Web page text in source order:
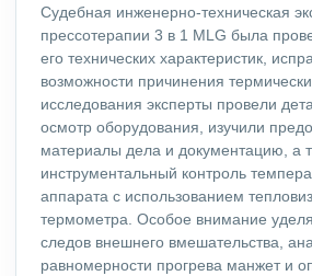
Судебная инженерно-техническая
прессотерапии 3 в 1 MLG была
его технических характеристик,
возможности причинения
исследования эксперты провели
осмотр оборудования, изучили
материалы дела и документацию, а
инструментальный контроль
аппарата с использованием
термометра. Особое внимание
следов внешнего вмешательства,
равномерности прогрева манжет и